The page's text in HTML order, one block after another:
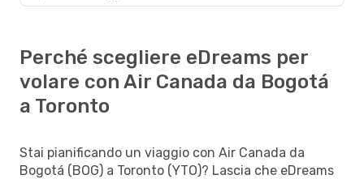
Perché scegliere eDreams per
volare con Air Canada da Bogotá
a Toronto
Stai pianificando un viaggio con Air Canada da
Bogotá (BOG) a Toronto (YTO)? Lascia che eDreams